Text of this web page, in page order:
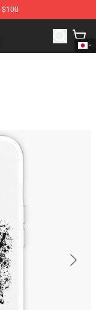
$100
Merchandise Shop